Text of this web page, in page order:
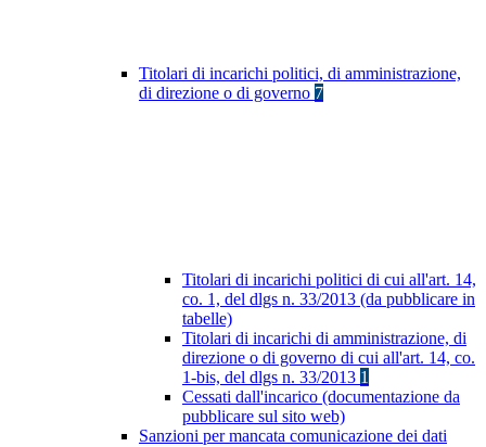
Titolari di incarichi politici, di amministrazione,
di direzione o di governo 7
Titolari di incarichi politici di cui all'art. 14,
co. 1, del dlgs n. 33/2013 (da pubblicare in
tabelle)
Titolari di incarichi di amministrazione, di
direzione o di governo di cui all'art. 14, co.
1-bis, del dlgs n. 33/2013 1
Cessati dall'incarico (documentazione da
pubblicare sul sito web)
Sanzioni per mancata comunicazione dei dati